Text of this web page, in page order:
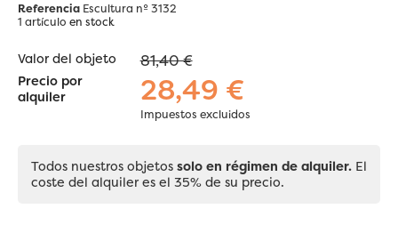
Referencia Escultura nº 3132
1 artículo en stock
Valor del objeto 81,40 €
Precio por
alquiler
28,49 €
Impuestos excluidos
Todos nuestros objetos solo en régimen de alquiler. El
coste del alquiler es el 35% de su precio.